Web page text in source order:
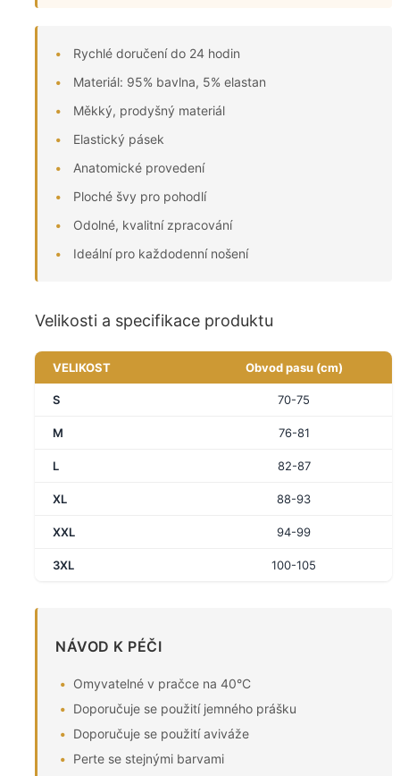
Rychlé doručení do 24 hodin
Materiál: 95% bavlna, 5% elastan
Měkký, prodyšný materiál
Elastický pásek
Anatomické provedení
Ploché švy pro pohodlí
Odolné, kvalitní zpracování
Ideální pro každodenní nošení
Velikosti a specifikace produktu
VELIKOST Obvod pasu (cm)
S 70-75
M 76-81
L 82-87
XL 88-93
XXL 94-99
3XL 100-105
NÁVOD K PÉČI
Omyvatelné v pračce na 40°C
Doporučuje se použití jemného prášku
Doporučuje se použití aviváže
Perte se stejnými barvami